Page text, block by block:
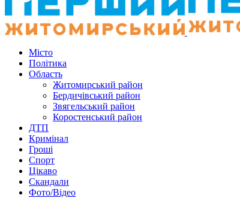
Місто
Політика
Область
Житомирський район
Бердичівський район
Звягельський район
Коростенський район
ДТП
Кримінал
Гроші
Спорт
Цікаво
Скандали
Фото/Відео